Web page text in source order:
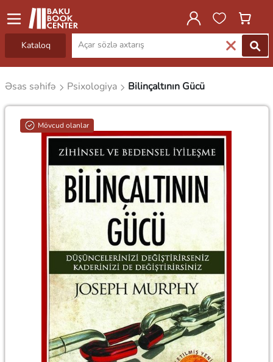
Kataloq
Əsas səhifə Psixologiya Bilinçaltının Gücü
Mövcud olanlar